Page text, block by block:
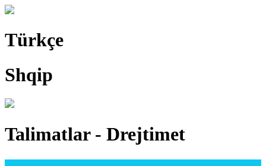
Türkçe
Shqip
Talimatlar - Drejtimet